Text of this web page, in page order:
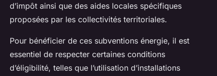
d’impôt ainsi que des aides locales spécifiques
proposées par les collectivités territoriales.
Pour bénéficier de ces subventions énergie, il est
essentiel de respecter certaines conditions
d’éligibilité, telles que l’utilisation d’installations